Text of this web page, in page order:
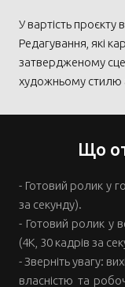
У вартість
Редагування, які
затвердженому
художньому
Що
- Готовий ролик у
за секунду).
- Готовий ролик у
(4K, 30 кадрів за
- Зверніть увагу:
власністю та